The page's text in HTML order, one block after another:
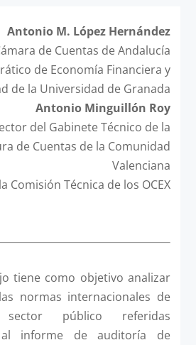
Antonio M. López Hernández
de Cuentas de Andalucía
de Economía Financiera y
de la Universidad de Granada
Antonio Minguillón Roy
del Gabinete Técnico de la
de Cuentas de la Comunidad
Valenciana
Comisión Técnica de los OCEX
tiene como objetivo analizar
normas internacionales de
público referidas
al informe de auditoría de